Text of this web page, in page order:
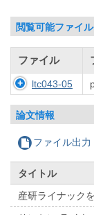
閲覧可能ファイル
ファイル
ltc043-05
論文情報
ファイル出力
タイトル
産研ライナック